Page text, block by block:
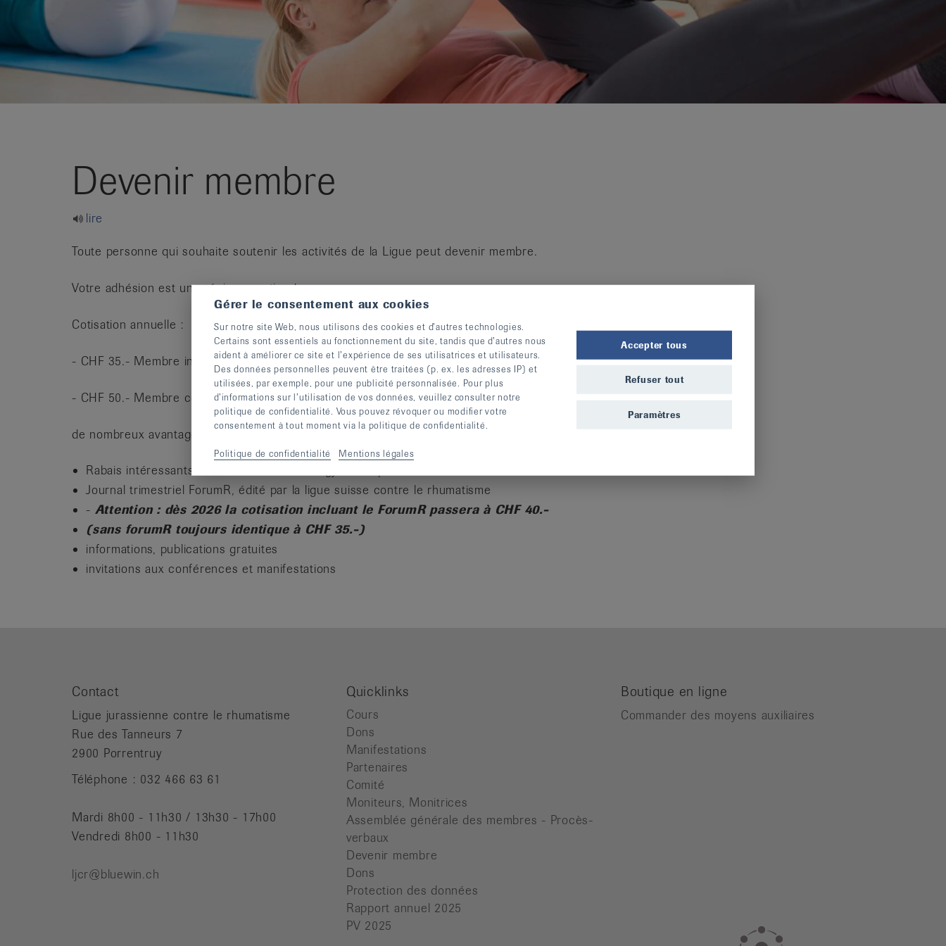
Devenir membre
lire
Toute personne qui souhaite soutenir les activités de la Ligue peut devenir membre.
Votre adhésion est un précieux soutien !
Cotisation annuelle :
- CHF 35.- Membre individuel
- CHF 50.- Membre couple
de nombreux avantages vous seront offerts :
Rabais intéressants sur tous nos cours de gymnastique
Journal trimestriel ForumR, édité par la ligue suisse contre le rhumatisme
- Attention : dès 2026 la cotisation incluant le ForumR passera à CHF 40.-
(sans forumR toujours identique à CHF 35.-)
informations, publications gratuites
invitations aux conférences et manifestations
Contact
Ligue jurassienne contre le rhumatisme
Rue des Tanneurs 7
2900 Porrentruy
Téléphone : 032 466 63 61
Mardi 8h00 - 11h30 / 13h30 - 17h00
Vendredi 8h00 - 11h30
ljcr@bluewin.ch
Quicklinks
Cours
Dons
Manifestations
Partenaires
Comité
Moniteurs, Monitrices
Assemblée générale des membres - Procès-
verbaux
Devenir membre
Dons
Protection des données
Rapport annuel 2025
PV 2025
Boutique en ligne
Commander des moyens auxiliaires
Gérer le consentement aux cookies
Sur notre site Web, nous utilisons des cookies et d’autres technologies.
Certains sont essentiels au fonctionnement du site, tandis que d’autres nous
aident à améliorer ce site et l’expérience de ses utilisatrices et utilisateurs.
Des données personnelles peuvent être traitées (p. ex. les adresses IP) et
utilisées, par exemple, pour une publicité personnalisée. Pour plus
d’informations sur l’utilisation de vos données, veuillez consulter notre
politique de confidentialité. Vous pouvez révoquer ou modifier votre
consentement à tout moment via la politique de confidentialité.
Politique de confidentialité Mentions légales
Accepter tous
Refuser tout
Paramètres